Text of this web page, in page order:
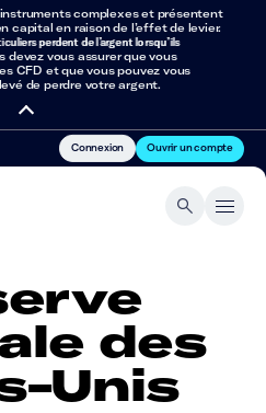
complexes et présentent
capital en raison de l’effet de levier.
perdent de l’argent lorsqu’ils
devez vous assurer que vous
CFD et que vous pouvez vous
de perdre votre argent.
Connexion Ouvrir un compte
des
Unis